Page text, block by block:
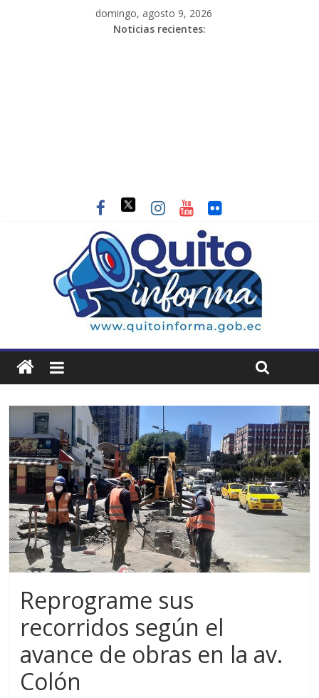
domingo, agosto 9, 2026
Noticias recientes:
Reprograme sus
recorridos según el
avance de obras en la av.
Colón